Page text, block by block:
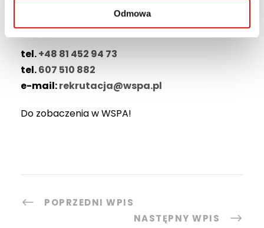
Odmowa
Kontakt do Centrum Rekrutacji i Obsługi
Kandydata:
tel.+48 81 452 94 73
tel.607 510 882
e-mail:rekrutacja@wspa.pl
Do zobaczenia w WSPA!
POPRZEDNI WPIS
NASTĘPNY WPIS